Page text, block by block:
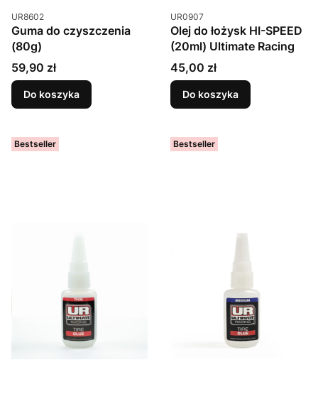
Kod produktu
UR8602
Guma do czyszczenia
(80g)
Cena
59,90 zł
Do koszyka
Kod produktu
UR0907
Olej do łożysk HI-SPEED
(20ml) Ultimate Racing
Cena
45,00 zł
Do koszyka
Bestseller Bestseller